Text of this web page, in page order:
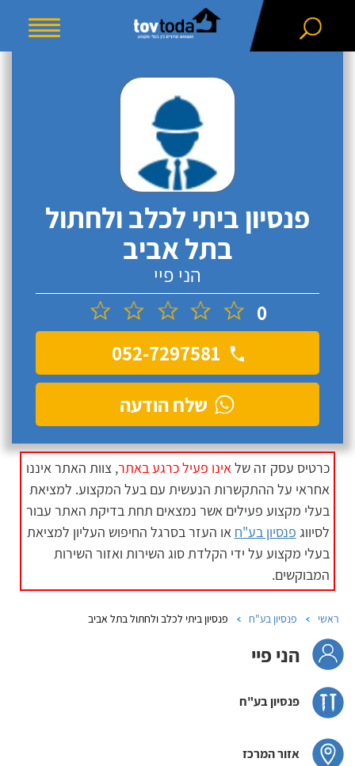
כרטיס עסק זה שלאינו פעיל כרגע באתר, צוות האתר איננו
אחראי על ההתקשרות הנעשית עם בעל המקצוע. למציאת
בעלי מקצוע פעילים אשר נמצאים תחת בדיקת האתר עבור
לסיווג פנסיון בע"ח או העזר בסרגל החיפוש העליון למציאת
בעלי מקצוע על ידי הקלדת סוג השירות ואזור השירות
המבוקשים.
ראשי פנסיון בע"ח פנסיון ביתי לכלב ולחתול בתל אביב
הני פיי
פנסיון בע"ח
אזור המרכז
פנסיון ביתי לכלב ולחתול
בתל אביב
הני פיי
0
052-7297581
שלח הודעה